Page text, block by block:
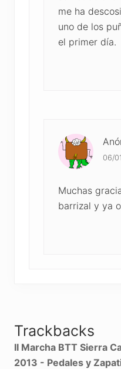
me ha
uno de los
el primer día.
06/
Muchas
barrizal y ya
Trackbacks
II Marcha BTT Sierra
2013 - Pedales y